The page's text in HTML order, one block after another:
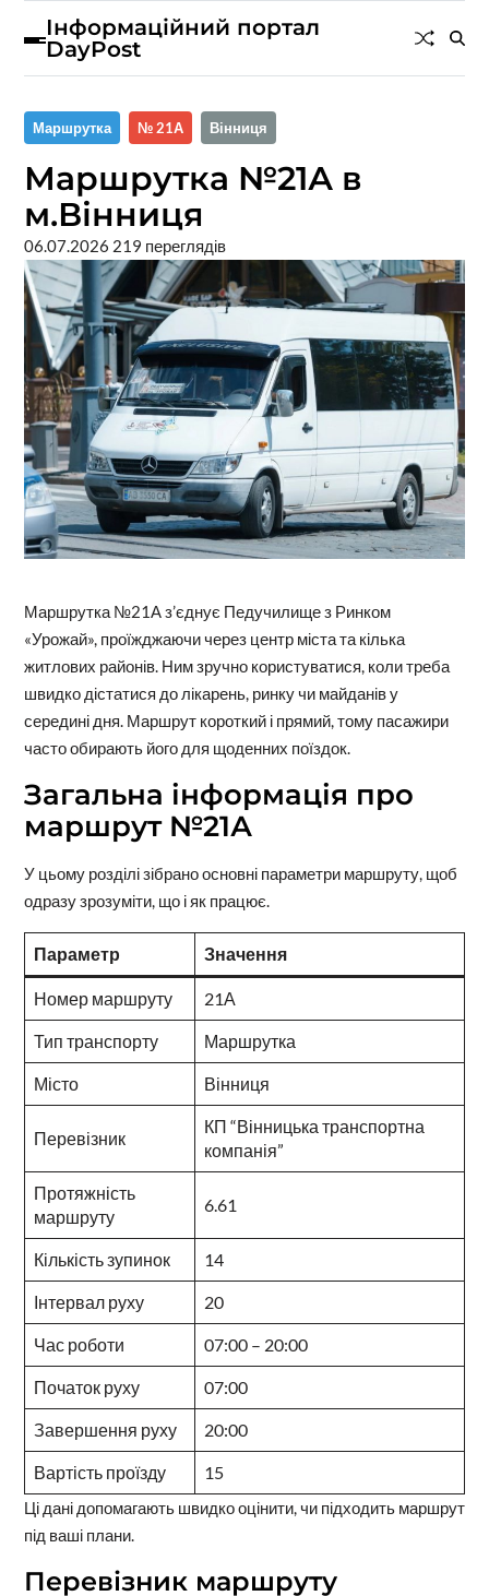
Інформаційний портал
DayPost
Маршрутка № 21А Вінниця
Маршрутка №21А в
м.Вінниця
06.07.2026 219 переглядів
Маршрутка №21А з’єднує Педучилище з Ринком
«Урожай», проїжджаючи через центр міста та кілька
житлових районів. Ним зручно користуватися, коли треба
швидко дістатися до лікарень, ринку чи майданів у
середині дня. Маршрут короткий і прямий, тому пасажири
часто обирають його для щоденних поїздок.
Загальна інформація про
маршрут №21А
У цьому розділі зібрано основні параметри маршруту, щоб
одразу зрозуміти, що і як працює.
Параметр Значення
Номер маршруту 21А
Тип транспорту Маршрутка
Місто Вінниця
Перевізник
КП “Вінницька транспортна
компанія”
Протяжність
маршруту
6.61
Кількість зупинок 14
Інтервал руху 20
Час роботи 07:00 – 20:00
Початок руху 07:00
Завершення руху 20:00
Вартість проїзду 15
Ці дані допомагають швидко оцінити, чи підходить маршрут
під ваші плани.
Перевізник маршруту